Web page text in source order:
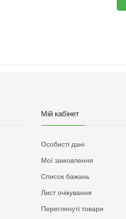
Мій кабінет
Особисті дані
Мої замовлення
Список бажань
Лист очікування
Переглянуті товари